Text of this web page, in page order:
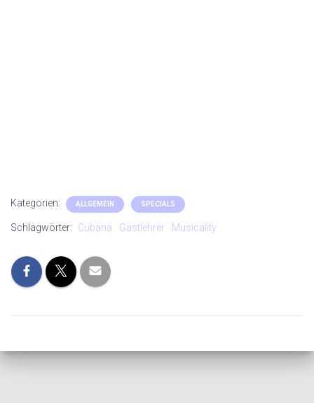
Kategorien: ALLGEMEIN SPECIALS
Schlagwörter: Cubana Gastlehrer Musicality